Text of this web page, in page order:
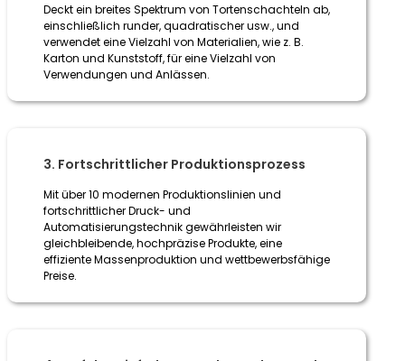
Deckt ein breites Spektrum von Tortenschachteln ab,
einschließlich runder, quadratischer usw., und
verwendet eine Vielzahl von Materialien, wie z. B.
Karton und Kunststoff, für eine Vielzahl von
Verwendungen und Anlässen.
3. Fortschrittlicher Produktionsprozess
Mit über 10 modernen Produktionslinien und
fortschrittlicher Druck- und
Automatisierungstechnik gewährleisten wir
gleichbleibende, hochpräzise Produkte, eine
effiziente Massenproduktion und wettbewerbsfähige
Preise.